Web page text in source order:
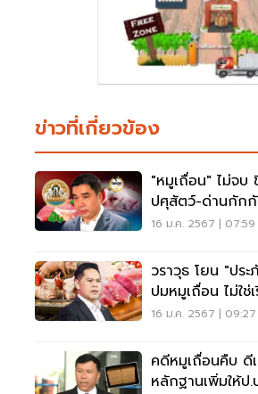
ข่าวที่เกี่ยวข้อง
"หมูเถื่อน" ไม่จ
ปศุสัตว์-ด่านกักกั
ล้าน
16 ม.ค. 2567 | 07:59
วราวุธ โยน "ปร
ปมหมูเถื่อน ไม่ใช่
16 ม.ค. 2567 |
คดีหมูเถื่อนคืบ ดี
หลักฐานเพิ่มให้ป.